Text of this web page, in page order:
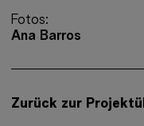
Fotos:
Ana Barros
Zurück zur